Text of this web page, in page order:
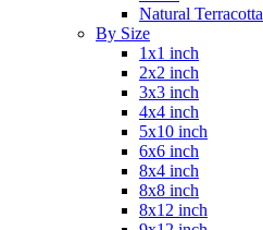
Natural Terracotta
By Size
1x1 inch
2x2 inch
3x3 inch
4x4 inch
5x10 inch
6x6 inch
8x4 inch
8x8 inch
8x12 inch